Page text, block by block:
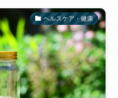
ヘルスケア・健康